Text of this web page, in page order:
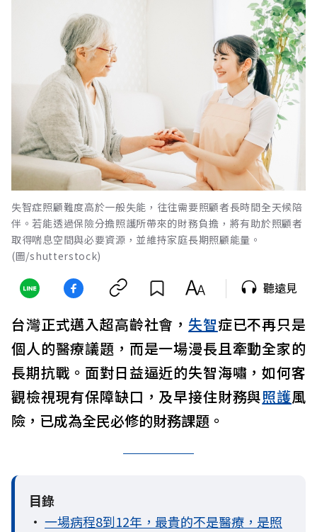
失智症照顧難度高於一般失能，往往需要照顧者長時間全天候陪
伴。若能透過保險分擔照護所帶來的財務負擔，將有助於照顧者
取得喘息空間與必要資源，並維持家庭長期照顧能量。
(圖/shutterstock)
聽遠見
台灣正式邁入超高齡社會， 失智症已不再只是
個人的醫療議題，而是一場漫長且牽動全家的
長期抗戰。面對日益逼近的失智海嘯，如何客
觀檢視現有保障缺口，及早接住財務與照護風
險，已成為全民必修的財務課題。
目錄
• 一場病程8到12年，最貴的不是醫療，是照